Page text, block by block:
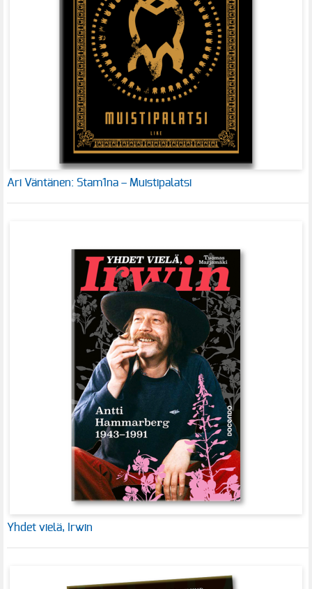
Ari Väntänen: Stam1na – Muistipalatsi
Yhdet vielä, Irwin